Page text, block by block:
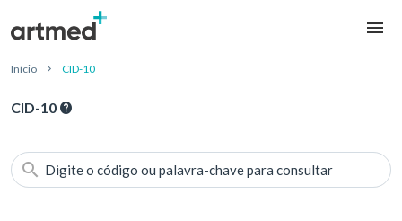
Início CID-10
CID-10
Digite o código ou palavra-chave para consultar